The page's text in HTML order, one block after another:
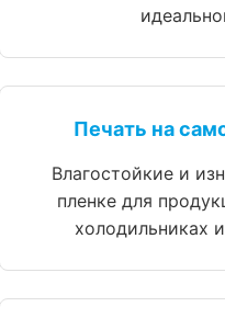
Печать на
Влагостойкие и
пленке для
холодильниках